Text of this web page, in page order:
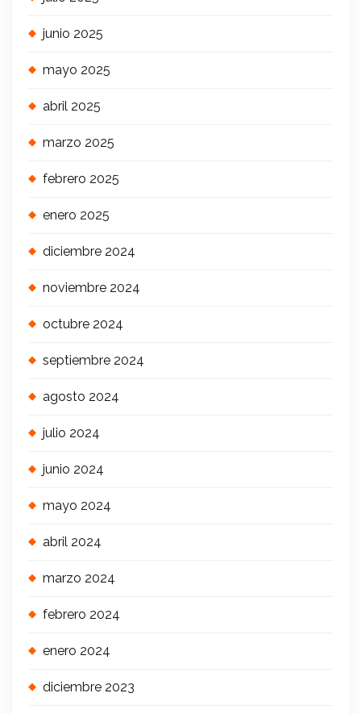
junio 2025
mayo 2025
abril 2025
marzo 2025
febrero 2025
enero 2025
diciembre 2024
noviembre 2024
octubre 2024
septiembre 2024
agosto 2024
julio 2024
junio 2024
mayo 2024
abril 2024
marzo 2024
febrero 2024
enero 2024
diciembre 2023